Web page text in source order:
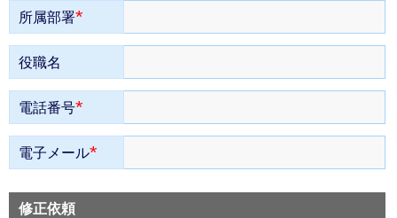
所属部署*
役職名
電話番号*
電子メール*
修正依頼